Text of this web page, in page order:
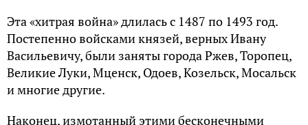
Эта «хитрая война» длилась с 1487 по 1493 год.
Постепенно войсками князей, верных Ивану
Васильевичу, были заняты города Ржев, Торопец,
Великие Луки, Мценск, Одоев, Козельск, Мосальск
и многие другие.
Наконец, измотанный этими бесконечными